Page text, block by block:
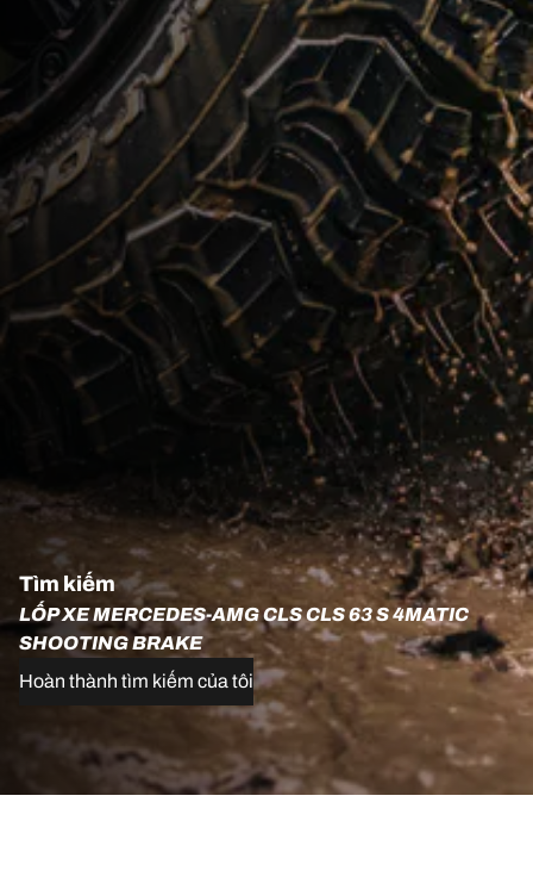
Tìm kiếm
LỐP XE MERCEDES-AMG CLS CLS 63 S 4MATIC
SHOOTING BRAKE
Hoàn thành tìm kiếm của tôi